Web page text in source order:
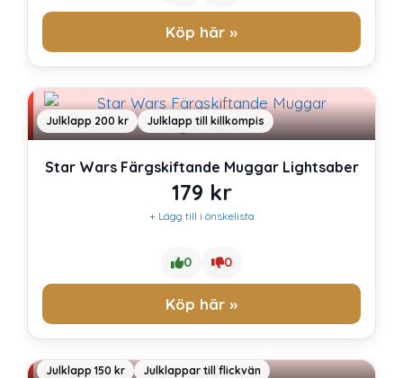
var:
1,299 kr.
är:
599 kr.
Köp här »
Julklapp 200 kr Julklapp till killkompis
Star Wars Färgskiftande Muggar Lightsaber
179 kr
+ Lägg till i önskelista
0 0
Köp här »
Julklapp 150 kr Julklappar till flickvän